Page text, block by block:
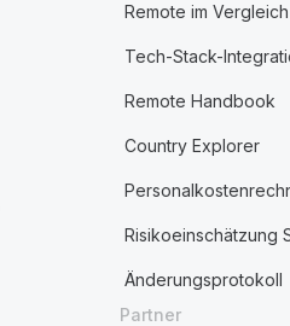
Remote im Vergleich
Tech-Stack-
Remote Handbook
Country Explorer
Risikoeinschätzung
Änderungsprotokoll
Partner